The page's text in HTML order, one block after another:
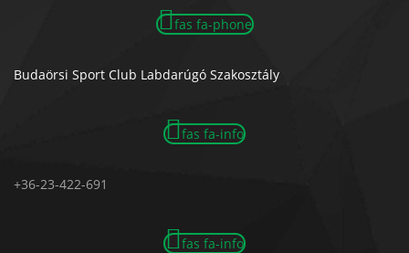
fas fa-phone
Budaörsi Sport Club Labdarúgó Szakosztály
fas fa-info
+36-23-422-691
fas fa-info